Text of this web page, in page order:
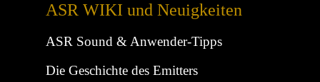
ASR WIKI und Neuigkeiten
ASR Sound & Anwender-Tipps
Die Geschichte des Emitters